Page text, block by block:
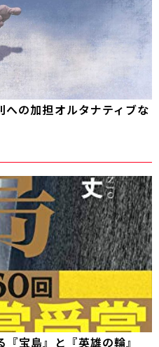
の加担――オルタナティブな
『宝島』と『英雄の輪』